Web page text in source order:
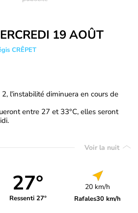
19 AOÛT
CRÊPET
l'instabilité diminuera en cours de
entre 27 et 33°C, elles seront
Voir la nuit
27°
Ressenti 27°
20 km/h
Rafales30 km/h